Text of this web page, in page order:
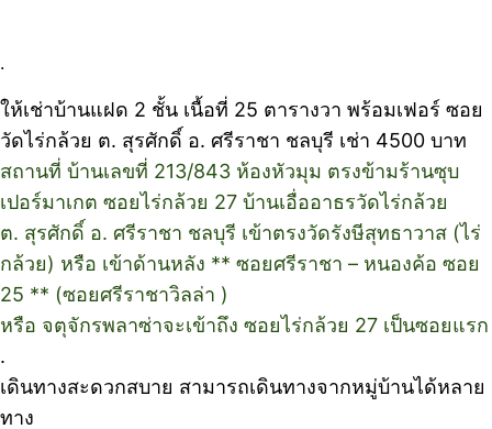
.
ให้เช่าบ้านแฝด 2 ชั้น เนื้อที่ 25 ตารางวา พร้อมเฟอร์ ซอย
วัดไร่กล้วย ต. สุรศักดิ์ อ. ศรีราชา ชลบุรี เช่า 4500 บาท
สถานที่ บ้านเลขที่ 213/843 ห้องหัวมุม ตรงข้ามร้านซุบ
เปอร์มาเกต ซอยไร่กล้วย 27 บ้านเอื่ออาธรวัดไร่กล้วย
ต. สุรศักดิ์ อ. ศรีราชา ชลบุรี เข้าตรงวัดรังษีสุทธาวาส (ไร่
กล้วย) หรือ เข้าด้านหลัง ** ซอยศรีราชา – หนองค้อ ซอย
25 ** (ซอยศรีราชาวิลล่า )
หรือ จตุจักรพลาซ่าจะเข้าถึง ซอยไร่กล้วย 27 เป็นซอยแรก
.
เดินทางสะดวกสบาย สามารถเดินทางจากหมู่บ้านได้หลาย
ทาง